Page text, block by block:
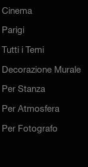
Cinema
Parigi
Tutti i Temi
Decorazione Murale
Per Stanza
Per Atmosfera
Per Fotografo